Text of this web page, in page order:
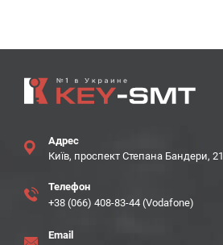
Адрес
Київ, проспект Степана Бандери, 21
Телефон
+38 (066) 408-83-44 (Vodafone)
Email